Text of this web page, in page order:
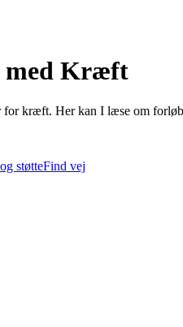
med Kræft
for kræft. Her kan I læse om
støtteFind vej